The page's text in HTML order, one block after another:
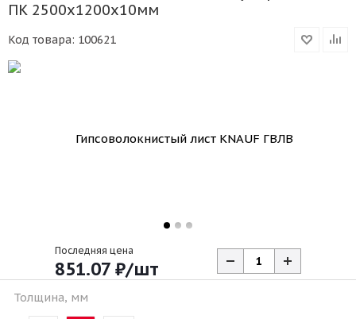
ПК 2500х1200х10мм
Код товара: 100621
Последняя цена
851.07 ₽/шт
Толщина, мм